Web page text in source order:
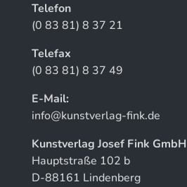
Telefon
(0 83 81) 8 37 21
Telefax
(0 83 81) 8 37 49
E-Mail:
info@kunstverlag-fink.de
Kunstverlag Josef Fink GmbH
Hauptstraße 102 b
D-88161 Lindenberg